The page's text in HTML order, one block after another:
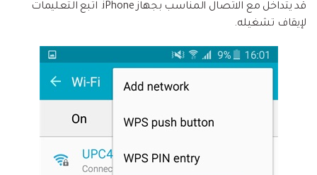
قد يتداخل مع الاتصال المناسب بجهاز iPhone. اتبع التعليمات
لإيقاف تشغيله.